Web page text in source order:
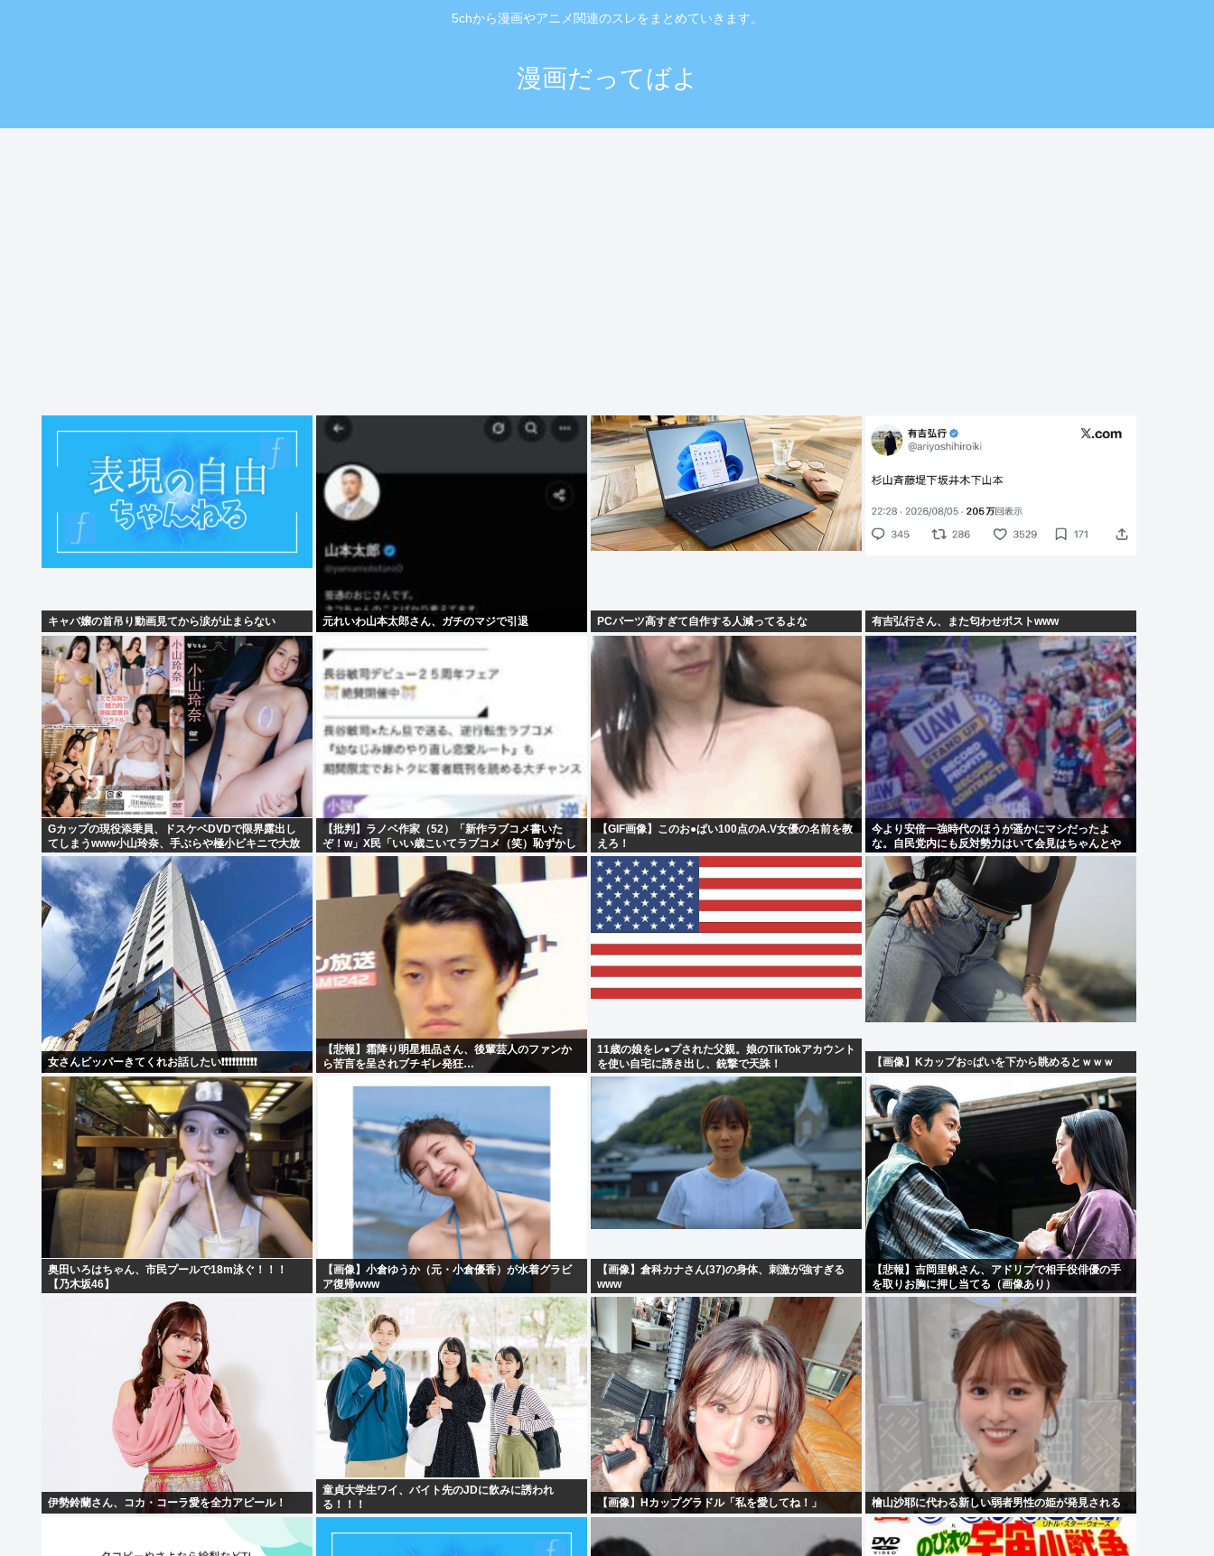
5chから漫画やアニメ関連のスレをまとめていきます。
漫画だってばよ
キャバ嬢の首吊り動画見てから涙が止まらない 元れいわ山本太郎さん、ガチのマジで引退 PCパーツ高すぎて自作する人減ってるよな 有吉弘行さん、また匂わせポストwww
Gカップの現役添乗員、ドスケベDVDで限界露出し
てしまうwww小山玲奈、手ぶらや極小ビキニで大放
出！！新作「聖なる山」の動画＆画像まとめ！
【批判】ラノベ作家（52）「新作ラブコメ書いた
ぞ！w」X民「いい歳こいてラブコメ（笑）恥ずかし
くないの？」←やめたれwと話題に
【GIF画像】このお●ぱい100点のA.V女優の名前を教
えろ！
今より安倍一強時代のほうが遥かにマシだったよ
な。自民党内にも反対勢力はいて会見はちゃんとや
り国会にも出席、僅かに常識もあった
女さんビッパーきてくれお話したい❗❗❗❗❗❗❗❗❗❗
【悲報】霜降り明星粗品さん、後輩芸人のファンか
ら苦言を呈されブチギレ発狂…
11歳の娘をレ●プされた父親。娘のTikTokアカウント
を使い自宅に誘き出し、銃撃で天誅！
【画像】Kカップお○ぱいを下から眺めるとｗｗｗ
奥田いろはちゃん、市民プールで18m泳ぐ！！！
【乃木坂46】
【画像】小倉ゆうか（元・小倉優香）が水着グラビ
ア復帰www
【画像】倉科カナさん(37)の身体、刺激が強すぎる
www
【悲報】吉岡里帆さん、アドリブで相手役俳優の手
を取りお胸に押し当てる（画像あり）
伊勢鈴蘭さん、コカ・コーラ愛を全力アピール！
童貞大学生ワイ、バイト先のJDに飲みに誘われ
る！！！
【画像】Hカップグラドル「私を愛してね！」 檜山沙耶に代わる新しい弱者男性の姫が発見される